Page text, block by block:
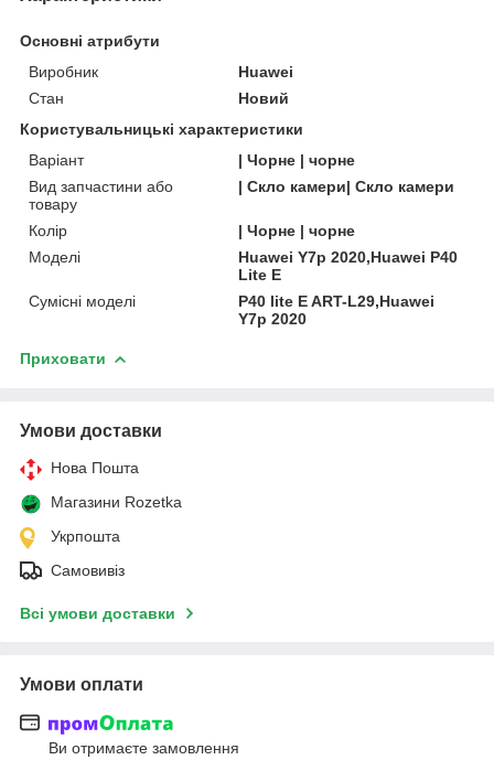
Основні атрибути
Виробник
Huawei
Стан
Новий
Користувальницькі характеристики
Варіант
| Чорне | чорне
Вид запчастини або
товару
| Скло камери| Скло камери
Колір
| Чорне | чорне
Моделі
Huawei Y7p 2020,Huawei P40
Lite E
Сумісні моделі
P40 lite E ART-L29,Huawei
Y7p 2020
Приховати
Умови доставки
Нова Пошта
Магазини Rozetka
Укрпошта
Самовивіз
Всі умови доставки
Умови оплати
Ви отримаєте замовлення